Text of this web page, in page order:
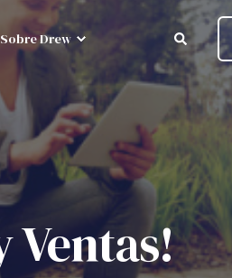
Sobre Drew
Ventas!